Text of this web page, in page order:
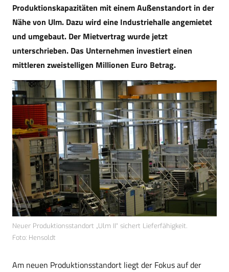
Produktionskapazitäten mit einem Außenstandort in der
Nähe von Ulm. Dazu wird eine Industriehalle angemietet
und umgebaut. Der Mietvertrag wurde jetzt
unterschrieben. Das Unternehmen investiert einen
mittleren zweistelligen Millionen Euro Betrag.
Neuer Produktionsstandort „Ulm II“ sichert Lieferfähigkeit.
Foto: Hensoldt
Am neuen Produktionsstandort liegt der Fokus auf der